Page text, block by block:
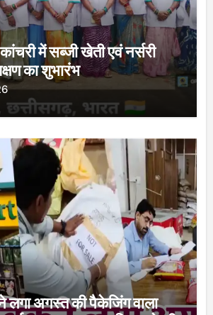
में सब्जी खेती एवं नर्सरी
का शुभारंभ
लगा अगस्त की पैकेजिंग वाला